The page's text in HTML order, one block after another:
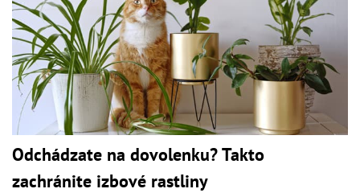
Odchádzate na dovolenku? Takto
zachránite izbové rastliny